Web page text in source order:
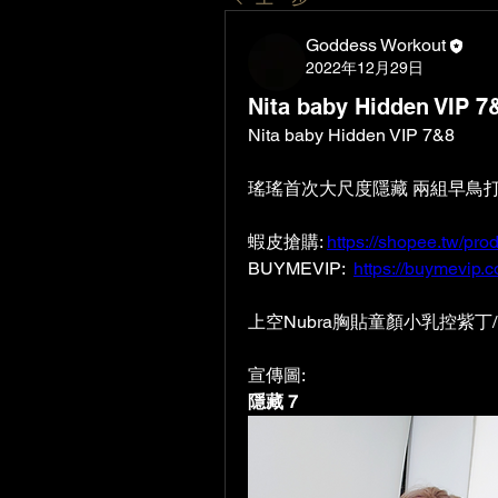
Goddess Workout
2022年12月29日
Nita baby Hidden VIP
Nita baby Hidden VIP 7&8
瑤瑤首次大尺度隱藏 兩組早鳥
蝦皮搶購: https://shopee.tw/
BUYMEVIP: https://
上空Nubra胸貼童顏小乳控紫丁
宣傳圖:
隱藏 7